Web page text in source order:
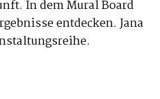
In dem Mural Board
entdecken. Jana